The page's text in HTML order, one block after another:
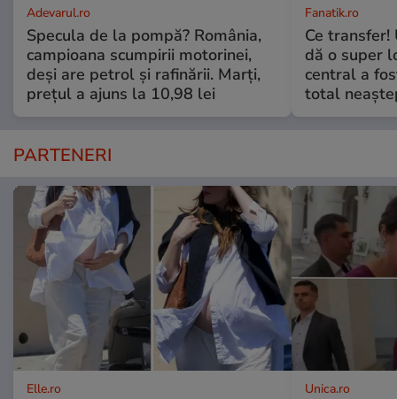
Adevarul.ro
Specula de la pompă? România,
campioana scumpirii motorinei,
deși are petrol și rafinării. Marți,
prețul a ajuns la 10,98 lei
Fanatik.ro
Ce transfer!
dă o super
central a
total
PARTENERI
Elle.ro Unica.ro